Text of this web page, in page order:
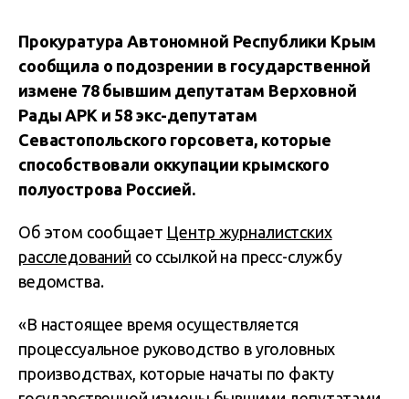
Прокуратура Автономной Республики Крым
сообщила о подозрении в государственной
измене 78 бывшим депутатам Верховной
Рады АРК и 58 экс-депутатам
Севастопольского горсовета, которые
способствовали оккупации крымского
полуострова Россией.
Об этом сообщает Центр журналистских
расследований со ссылкой на пресс-службу
ведомства.
«В настоящее время осуществляется
процессуальное руководство в уголовных
производствах, которые начаты по факту